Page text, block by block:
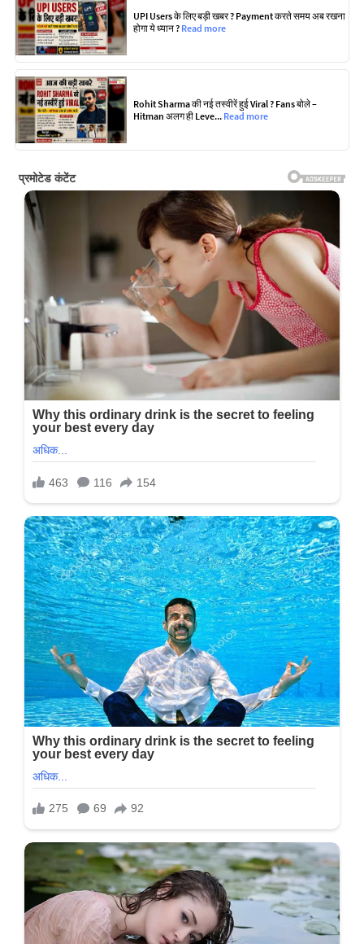
UPI Users के लिए बड़ी खबर ? Payment करते समय अब रखना
होगा ये ध्यान ? Read more
Rohit Sharma की नई तस्वीरें हुई Viral ? Fans बोले –
Hitman अलग ही Leve... Read more